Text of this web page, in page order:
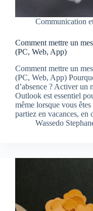
Communication
Comment mettre un
(PC, Web, App)
Comment mettre un
(PC, Web, App)
d’absence ? Activer un
Outlook est essentiel
même lorsque vous
partiez en vacances,
Wassedo